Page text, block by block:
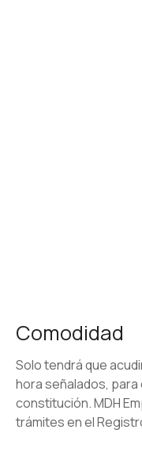
Comodidad
Solo tendrá que
hora señalados,
constitución. MDH
trámites en el